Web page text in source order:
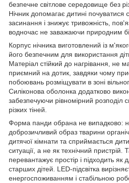
безпечне світлове середовище без
Нічник допомагає дитині почуватися
засинання і знижує тривожність,
водночас не заважаючи природним
Корпус нічника виготовлений із
його безпечним для використання
Матеріал стійкий до нагрівання, не
приємний на дотик, завдяки чому
побоювань розміщувати в зоні
Силіконова оболонка додатково
забезпечуючи рівномірний розподіл
різких тіней.
Форма панди обрана не випадково:
доброзичливий образ тварини
дитячої кімнати та сприймається
ситуації, а не як технічний пристрій.
перевантажує простір і підходить як
старших дітей. LED-підсвітка
енергоспоживанням і стабільною